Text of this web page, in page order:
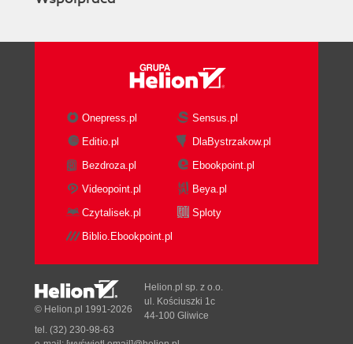
Onepress.pl
Sensus.pl
Editio.pl
DlaBystrzakow.pl
Bezdroza.pl
Ebookpoint.pl
Videopoint.pl
Beya.pl
Czytalisek.pl
Sploty
Biblio.Ebookpoint.pl
© Helion.pl 1991-2026
Helion.pl sp. z o.o.
ul. Kościuszki 1c
44-100 Gliwice
tel. (32) 230-98-63